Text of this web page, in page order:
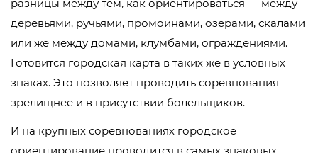
разницы между тем, как ориентироваться — между
деревьями, ручьями, промоинами, озерами, скалами
или же между домами, клумбами, ограждениями.
Готовится городская карта в таких же в условных
знаках. Это позволяет проводить соревнования
зрелищнее и в присутствии болельщиков.
И на крупных соревнованиях городское